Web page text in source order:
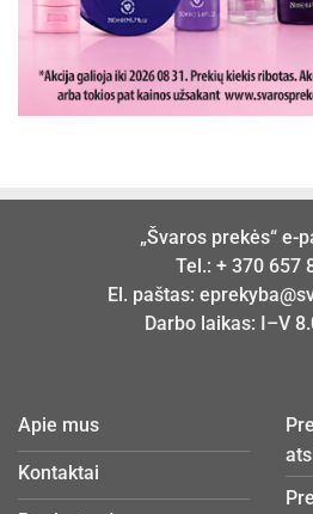
„Švaros prekės“ e-
Tel.: + 370 657
El. paštas:
Darbo laikas: I–V
Apie mus
Kontaktai